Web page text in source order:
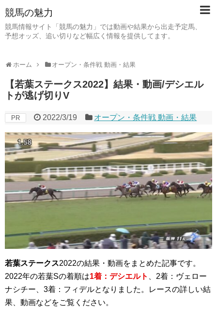
競馬の魅力
競馬情報サイト「競馬の魅力」では動画や結果から出走予定馬、
予想オッズ、追い切りなど幅広く情報を提供してます。
ホーム オープン・条件戦 動画・結果
【若葉ステークス2022】結果・動画/デシエル
トが逃げ切りV
PR 2022/3/19 オープン・条件戦 動画・結果
若葉ステークス2022の結果・動画をまとめた記事です。
2022年の若葉Sの着順は1着：デシエルト
、2着：ヴェロー
ナシチー、3着：フィデルとなりました。レースの詳しい結
果、動画などをご覧ください。